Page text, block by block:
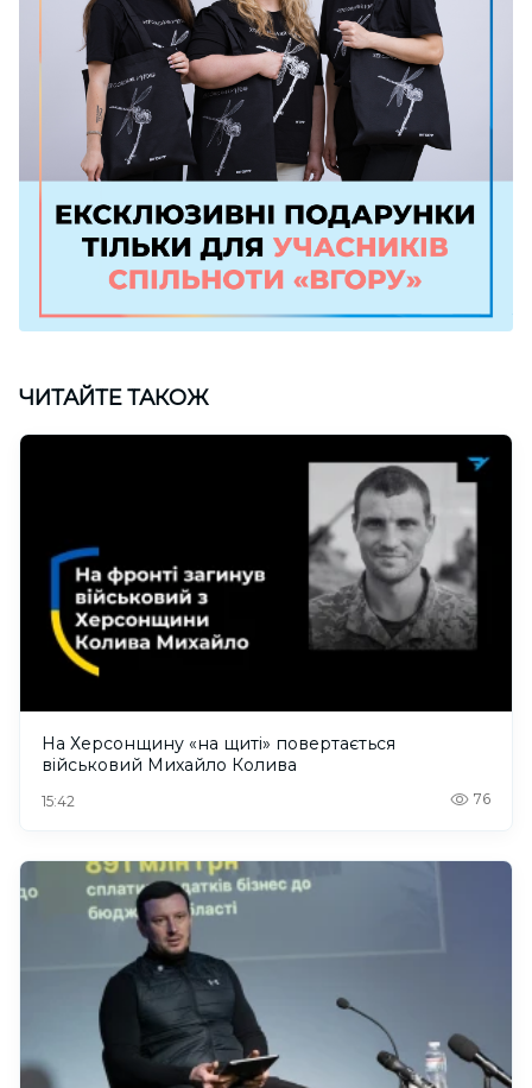
ЧИТАЙТЕ ТАКОЖ
На Херсонщину «на щиті» повертається
військовий Михайло Колива
15:42 76